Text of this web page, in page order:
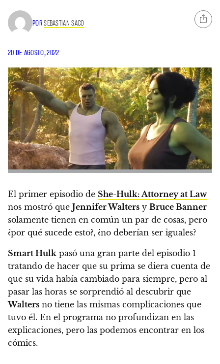
PORSEBASTIAN SACO
20 DE AGOSTO, 2022
El primer episodio de She-Hulk: Attorney at Law
nos mostró que Jennifer Walters y Bruce Banner
solamente tienen en común un par de cosas, pero
¿por qué sucede esto?, ¿no deberían ser iguales?
Smart Hulk pasó una gran parte del episodio 1
tratando de hacer que su prima se diera cuenta de
que su vida había cambiado para siempre, pero al
pasar las horas se sorprendió al descubrir que
Walters no tiene las mismas complicaciones que
tuvo él. En el programa no profundizan en las
explicaciones, pero las podemos encontrar en los
cómics.